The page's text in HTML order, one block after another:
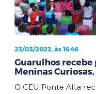
23/03/2022, às 16:46
Guarulhos
Meninas
O CEU Ponte Alta